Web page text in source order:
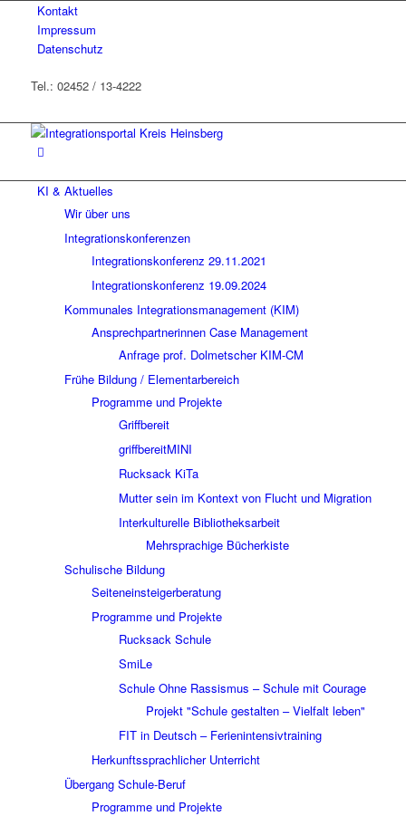
Kontakt
Impressum
Datenschutz
Tel.: 02452 / 13-4222
KI & Aktuelles
Wir über uns
Integrationskonferenzen
Integrationskonferenz 29.11.2021
Integrationskonferenz 19.09.2024
Kommunales Integrationsmanagement (KIM)
Ansprechpartnerinnen Case Management
Anfrage prof. Dolmetscher KIM-CM
Frühe Bildung / Elementarbereich
Programme und Projekte
Griffbereit
griffbereitMINI
Rucksack KiTa
Mutter sein im Kontext von Flucht und Migration
Interkulturelle Bibliotheksarbeit
Mehrsprachige Bücherkiste
Schulische Bildung
Seiteneinsteigerberatung
Programme und Projekte
Rucksack Schule
SmiLe
Schule Ohne Rassismus – Schule mit Courage
Projekt "Schule gestalten – Vielfalt leben"
FIT in Deutsch – Ferienintensivtraining
Herkunftssprachlicher Unterricht
Übergang Schule-Beruf
Programme und Projekte